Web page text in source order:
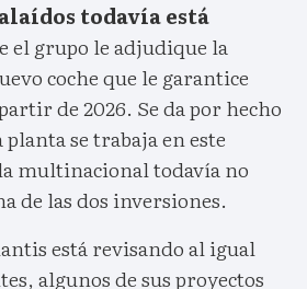
todavía está
el grupo le adjudique la
coche que le garantice
de 2026. Se da por hecho
planta se trabaja en este
multinacional todavía no
de las dos inversiones.
está revisando al igual
algunos de sus proyectos